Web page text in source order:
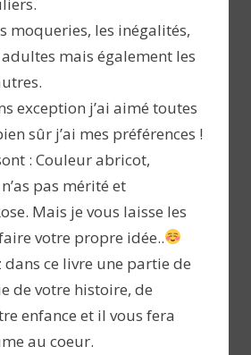
moqueries, les inégalités,
mais également les
exception j’ai aimé toutes
sûr j’ai mes préférences !
: Couleur abricot,
pas mérité et
Mais je vous laisse les
votre propre idée..
dans ce livre une partie de
de votre histoire, de
enfance et il vous fera
au coeur.